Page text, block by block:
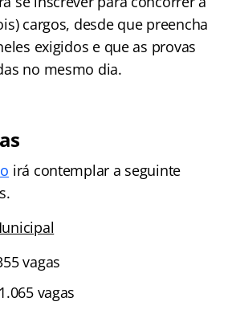
cargos, desde que preencha
exigidos e que as provas
no mesmo dia.
irá contemplar a seguinte
vagas
vagas